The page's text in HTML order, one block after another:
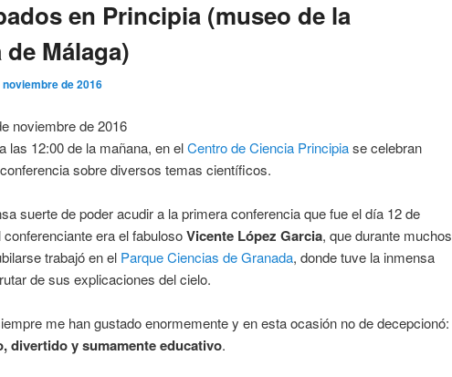
en Principia (museo de la
Málaga)
noviembre de 2016
noviembre de 2016
las 12:00 de la mañana, en elCentro de Ciencia Principiase celebran
sobre diversos temas científicos.
suerte de poder acudir a la primera conferencia que fue el día 12 de
era el fabulosoVicente López Garcia, que durante muchos
trabajó en el Parque Ciencias de Granada, donde tuve la inmensa
de sus explicaciones del cielo.
me han gustado enormemente y en esta ocasión no de decepcionó:
divertido y sumamente educativo.